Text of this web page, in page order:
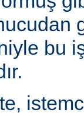
bu